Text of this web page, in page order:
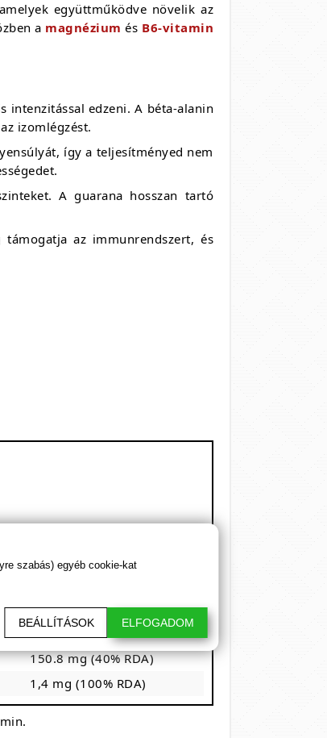
együttműködve növelik az
a magnézium és B6-vitamin
intenzitással edzeni. A béta-alanin
izomlégzést.
így a teljesítményed nem
A guarana hosszan tartó
az immunrendszert, és
2200 mg
160 mg
200 mg
150.8 mg (40% RDA)
1,4 mg (100% RDA)
szabás) egyéb cookie-kat
BEÁLLÍTÁSOK ELFOGADOM